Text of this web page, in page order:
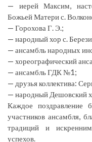
— иерей Максим,
Божьей Матери с.
— Горохова Г. Э.;
— народный хор с.
— ансамбль народных
— хореографический
— ансамбль ГДК №1;
— друзья коллектива:
— народный Дешовский
Каждое поздравление
участников ансамбля,
традиций и
успехов.